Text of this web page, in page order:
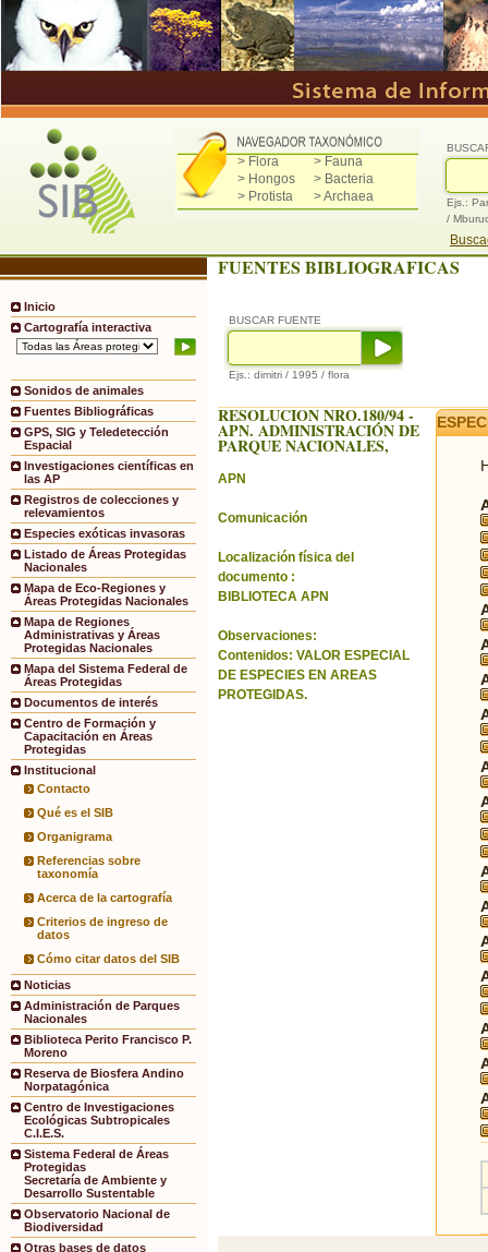
> Flora
> Fauna
> Hongos
> Bacteria
> Protista
> Archaea
Ejs.:
/
Inicio
Cartografía interactiva
Sonidos de animales
Fuentes Bibliográficas
GPS, SIG y Teledetección
Espacial
Investigaciones científicas en
las AP
Registros de colecciones y
relevamientos
Especies exóticas invasoras
Listado de Áreas Protegidas
Nacionales
Mapa de Eco-Regiones y
Áreas Protegidas Nacionales
Mapa de Regiones
Administrativas y Áreas
Protegidas Nacionales
Mapa del Sistema Federal de
Áreas Protegidas
Documentos de interés
Centro de Formación y
Capacitación en Áreas
Protegidas
Institucional
Contacto
Qué es el SIB
Organigrama
Referencias sobre
taxonomía
Acerca de la cartografía
Criterios de ingreso de
datos
Cómo citar datos del SIB
Noticias
Administración de Parques
Nacionales
Biblioteca Perito Francisco P.
Moreno
Reserva de Biosfera Andino
Norpatagónica
Centro de Investigaciones
Ecológicas Subtropicales
C.I.E.S.
Sistema Federal de Áreas
Protegidas
Secretaría de Ambiente y
Desarrollo Sustentable
Observatorio Nacional de
Biodiversidad
Otras bases de datos
FUENTES BIBLIOGRAFICAS
BUSCAR FUENTE
Ejs.: dimitri / 1995 / flora
RESOLUCION NRO.180/94 -
APN. ADMINISTRACIÓN DE
PARQUE NACIONALES,
APN
Comunicación
Localización física del
documento :
BIBLIOTECA APN
Observaciones:
Contenidos: VALOR ESPECIAL
DE ESPECIES EN AREAS
PROTEGIDAS.